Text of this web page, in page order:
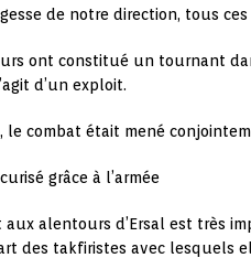
de notre direction, tous
ont constitué un tournant
d’un exploit.
le combat était mené
grâce à l’armée
aux alentours d’Ersal est très
des takfiristes avec lesquels